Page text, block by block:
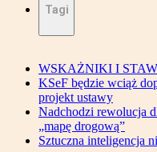
Tagi
WSKAŻNIKI I
KSeF będzie wciąż
projekt ustawy
Nadchodzi rewolucja
„mapę drogową”
Sztuczna inteligencja